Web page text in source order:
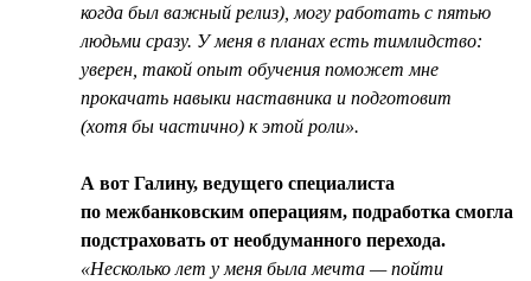
когда был важный релиз), могу работать с пятью
людьми сразу. У меня в планах есть тимлидство:
уверен, такой опыт обучения поможет мне
прокачать навыки наставника и подготовит
(хотя бы частично) к этой роли».
А вот Галину, ведущего специалиста
по межбанковским операциям, подработка смогла
подстраховать от необдуманного перехода.
«Несколько лет у меня была мечта — пойти